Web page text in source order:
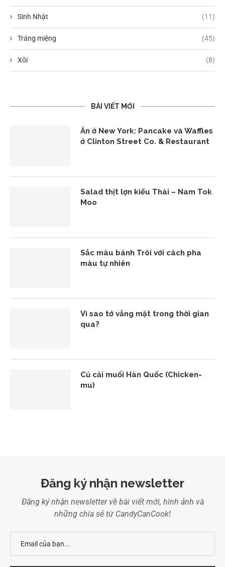
Sinh Nhật (11)
Tráng miệng (45)
Xôi (8)
BÀI VIẾT MỚI
Ăn ở New York: Pancake và Waffles
ở Clinton Street Co. & Restaurant
Salad thịt lợn kiểu Thái – Nam Tok
Moo
Sắc màu bánh Trôi với cách pha
màu tự nhiên
Vì sao tớ vắng mặt trong thời gian
qua?
Củ cải muối Hàn Quốc (Chicken-
mu)
Đăng ký nhận newsletter
Đăng ký nhận newsletter về bài viết mới, hình ảnh và
những chia sẻ từ CandyCanCook!